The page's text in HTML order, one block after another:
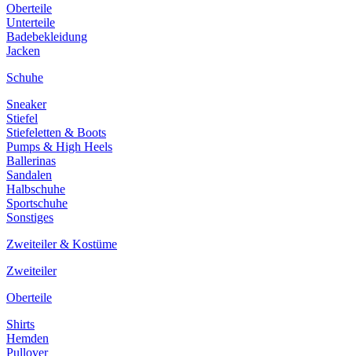
Oberteile
Unterteile
Badebekleidung
Jacken
Schuhe
Sneaker
Stiefel
Stiefeletten & Boots
Pumps & High Heels
Ballerinas
Sandalen
Halbschuhe
Sportschuhe
Sonstiges
Zweiteiler & Kostüme
Zweiteiler
Oberteile
Shirts
Hemden
Pullover